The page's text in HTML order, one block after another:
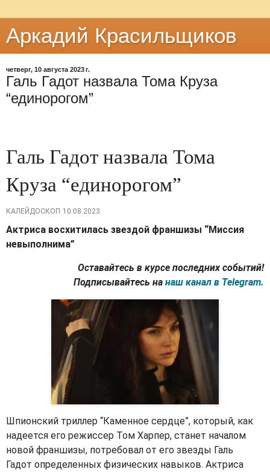
Аркадий Красильщиков
четверг, 10 августа 2023 г.
Галь Гадот назвала Тома Круза
“единорогом”
Галь Гадот назвала Тома
Круза “единорогом”
КАЛЕЙДОСКОП 10.08.2023
Актриса восхитилась звездой франшизы “Миссия
невыполнима”
Оставайтесь в курсе последних событий!
Подписывайтесь на наш канал в Telegram.
Шпионский триллер “Каменное сердце”, который, как
надеется его режиссер Том Харпер, станет началом
новой франшизы, потребовал от его звезды Галь
Гадот определенных физических навыков. Актриса